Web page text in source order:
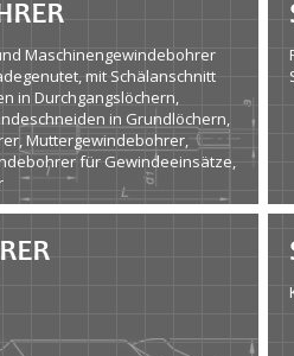
Maschinengewindebohrer
mit Schälanschnitt
in Durchgangslöchern,
in Grundlöchern,
Muttergewindebohrer,
für Gewindeeinsätze,